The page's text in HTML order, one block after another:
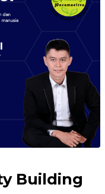
Building